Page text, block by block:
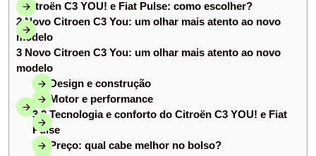
1 Citroën C3 YOU! e Fiat Pulse: como escolher?
2Novo Citroen C3 You: um olhar mais atento ao novo
modelo
3 Novo Citroen C3 You: um olhar mais atento ao novo
modelo
3.1 Design e construção
3.2 Motor e performance
3.3Tecnologia e conforto do Citroën C3 YOU! e Fiat
Pulse
3.4 Preço: qual cabe melhor no bolso?